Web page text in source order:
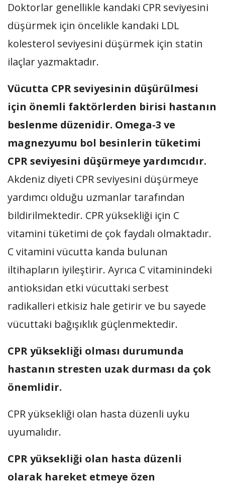
Doktorlar genellikle kandaki CPR seviyesini
düşürmek için öncelikle kandaki LDL
kolesterol seviyesini düşürmek için statin
ilaçlar yazmaktadır.
Vücutta CPR seviyesinin düşürülmesi
için önemli faktörlerden birisi hastanın
beslenme düzenidir. Omega-3 ve
magnezyumu bol besinlerin tüketimi
CPR seviyesini düşürmeye yardımcıdır.
Akdeniz diyeti CPR seviyesini düşürmeye
yardımcı olduğu uzmanlar tarafından
bildirilmektedir. CPR yüksekliği için C
vitamini tüketimi de çok faydalı olmaktadır.
C vitamini vücutta kanda bulunan
iltihapların iyileştirir. Ayrıca C vitaminindeki
antioksidan etki vücuttaki serbest
radikalleri etkisiz hale getirir ve bu sayede
vücuttaki bağışıklık güçlenmektedir.
CPR yüksekliği olması durumunda
hastanın stresten uzak durması da çok
önemlidir.
CPR yüksekliği olan hasta düzenli uyku
uyumalıdır.
CPR yüksekliği olan hasta düzenli
olarak hareket etmeye özen